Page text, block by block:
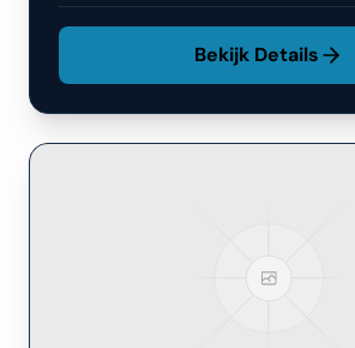
Bekijk Details